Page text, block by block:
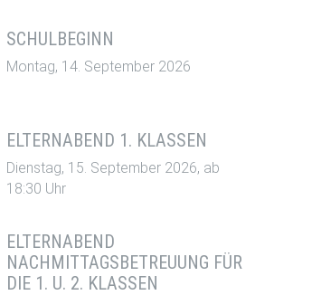
SCHULBEGINN
Montag, 14. September 2026
ELTERNABEND 1. KLASSEN
Dienstag, 15. September 2026, ab
18:30 Uhr
ELTERNABEND
NACHMITTAGSBETREUUNG FÜR
DIE 1. U. 2. KLASSEN